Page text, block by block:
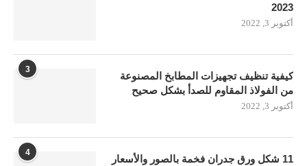
2023
أكتوبر 3, 2022
3
كيفية تنظيف تجهيزات المطابخ المصنوعة
من الفولاذ المقاوم للصدأ بشكل صحيح
أكتوبر 3, 2022
4
11 شكل ورق جدران فخمة بالصور والأسعار